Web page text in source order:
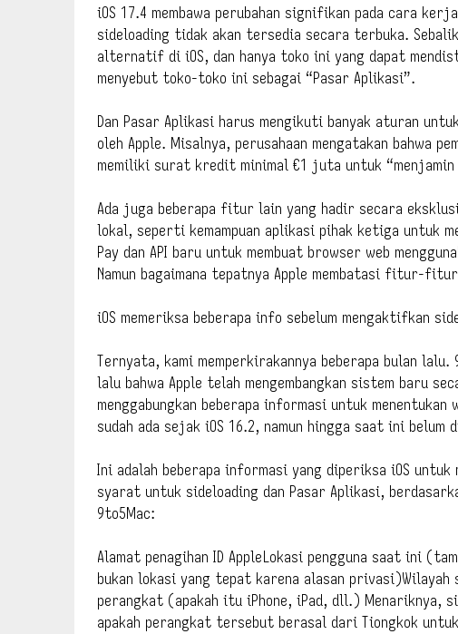
iOS 17.4 membawa perubahan signifikan pada cara
sideloading tidak akan tersedia secara terbuka.
alternatif di iOS, dan hanya toko ini yang dapat
menyebut toko-toko ini sebagai “Pasar Aplikasi”.
Dan Pasar Aplikasi harus mengikuti banyak aturan
oleh Apple. Misalnya, perusahaan mengatakan bahwa
memiliki surat kredit minimal €1 juta untuk “menjamin
Ada juga beberapa fitur lain yang hadir secara
lokal, seperti kemampuan aplikasi pihak ketiga untuk
Pay dan API baru untuk membuat browser web
Namun bagaimana tepatnya Apple membatasi fitur-
iOS memeriksa beberapa info sebelum mengaktifkan
Ternyata, kami memperkirakannya beberapa bulan
lalu bahwa Apple telah mengembangkan sistem baru
menggabungkan beberapa informasi untuk
sudah ada sejak iOS 16.2, namun hingga saat ini belum
Ini adalah beberapa informasi yang diperiksa iOS untuk
syarat untuk sideloading dan Pasar Aplikasi,
9to5Mac:
Alamat penagihan ID AppleLokasi pengguna saat ini
bukan lokasi yang tepat karena alasan
perangkat (apakah itu iPhone, iPad, dll.) Menariknya,
apakah perangkat tersebut berasal dari Tiongkok